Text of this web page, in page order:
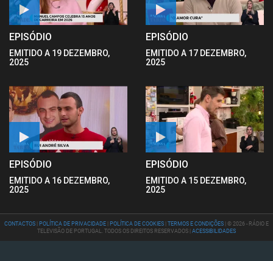
EPISÓDIO
EMITIDO A 19 DEZEMBRO,
2025
EPISÓDIO
EMITIDO A 17 DEZEMBRO,
2025
EPISÓDIO
EMITIDO A 16 DEZEMBRO,
2025
EPISÓDIO
EMITIDO A 15 DEZEMBRO,
2025
CONTACTOS POLÍTICA DE PRIVACIDADE POLÍTICA DE COOKIES TERMOS E CONDIÇÕES | © 2026 - RÁDIO E
TELEVISÃO DE PORTUGAL. TODOS OS DIREITOS RESERVADOS | ACESSIBILIDADES